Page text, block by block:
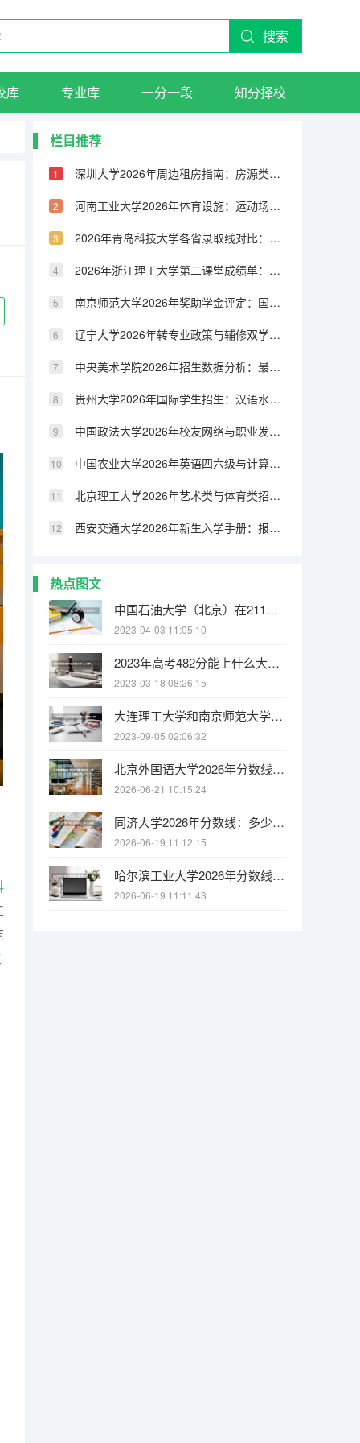
搜索
库 专业库 一分一段 知分择校
栏目推荐
深圳大学2026年周边租房指南：房源类型、租金水平与交通配套
河南工业大学2026年体育设施：运动场馆、健身房与体育课程
2026年青岛科技大学各省录取线对比：物理类与历史类分数差异分析
2026年浙江理工大学第二课堂成绩单：社会实践、志愿服务与素质拓展
南京师范大学2026年奖助学金评定：国家奖学金、励志奖学金与助学金
辽宁大学2026年转专业政策与辅修双学位：申请条件与流程
中央美术学院2026年招生数据分析：最低分、最高分与平均分一览
贵州大学2026年国际学生招生：汉语水平要求与学历认证
中国政法大学2026年校友网络与职业发展：校友会资源与行业导师计划
中国农业大学2026年英语四六级与计算机等级考试：校内考点与通过率
北京理工大学2026年艺术类与体育类招生分数线及专业考试要求
西安交通大学2026年新生入学手册：报到时间、所需材料与生活攻略
热点图文
中国石油大学（北京）在211院校中排名第几 北京大学学费是多少
2023-04-03 11:05:10
2023年高考482分能上什么大学 2023年高考376分能上什么大学
2023-03-18 08:26:15
大连理工大学和南京师范大学哪个好 录取分数线对比
2023-09-05 02:06:32
北京外国语大学2026年分数线：多少分能上？考多少名才敢报？
2026-06-21 10:15:24
同济大学2026年分数线：多少分能上？考多少名才敢报？
2026-06-19 11:12:15
哈尔滨工业大学2026年分数线：多少分能上？考多少名才敢报？
2026-06-19 11:11:43